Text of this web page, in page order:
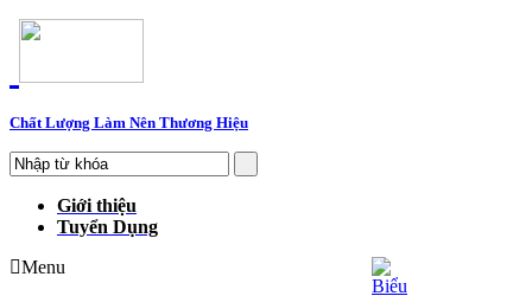
Chất Lượng Làm Nên Thương Hiệu
Giới thiệu
Tuyển Dụng
Menu